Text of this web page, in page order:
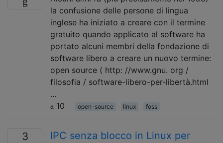
la confusione delle persone di lingua
inglese ha iniziato a creare con il termine
gratuito quando applicato al software ha
portato alcuni membri della fondazione di
software libero a creare un nuovo termine:
open source ( http: //www.gnu. org /
filosofia / software-libero-per-libertà.html
…
10
open-source linux foss
3
IPC senza blocco in Linux per